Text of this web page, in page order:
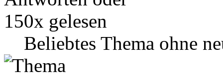
Beliebtes Thema ohne